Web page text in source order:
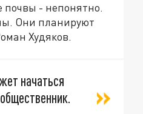
почвы - непонятно.
Они планируют
Худяков.
начаться